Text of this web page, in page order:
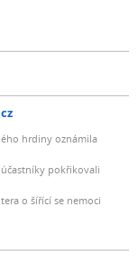
hrdiny oznámila
pokřikovali
o šířící se nemoci